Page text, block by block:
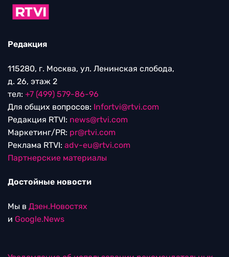
Редакция
115280, г. Москва, ул. Ленинская слобода,
д. 26, этаж 2
тел: +7 (499) 579-86-96
Для общих вопросов: Infortvi@rtvi.com
Редакция RTVI: news@rtvi.com
Маркетинг/PR: pr@rtvi.com
Реклама RTVI: adv-eu@rtvi.com
Партнерские материалы
Достойные новости
Мы в Дзен.Новостях
и Google.News